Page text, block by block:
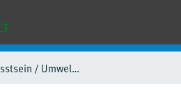
Umweltbewusstsein / Umweltbundesamt